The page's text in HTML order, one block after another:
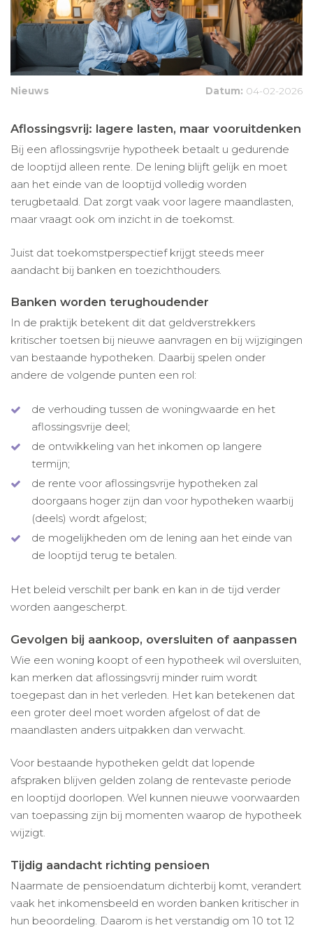
Nieuws Datum: 04-02-2026
Aflossingsvrij: lagere lasten, maar vooruitdenken
Bij een aflossingsvrije hypotheek betaalt u gedurende
de looptijd alleen rente. De lening blijft gelijk en moet
aan het einde van de looptijd volledig worden
terugbetaald. Dat zorgt vaak voor lagere maandlasten,
maar vraagt ook om inzicht in de toekomst.
Juist dat toekomstperspectief krijgt steeds meer
aandacht bij banken en toezichthouders.
Banken worden terughoudender
In de praktijk betekent dit dat geldverstrekkers
kritischer toetsen bij nieuwe aanvragen en bij wijzigingen
van bestaande hypotheken. Daarbij spelen onder
andere de volgende punten een rol:
de verhouding tussen de woningwaarde en het
aflossingsvrije deel;
de ontwikkeling van het inkomen op langere
termijn;
de rente voor aflossingsvrije hypotheken zal
doorgaans hoger zijn dan voor hypotheken waarbij
(deels) wordt afgelost;
de mogelijkheden om de lening aan het einde van
de looptijd terug te betalen.
Het beleid verschilt per bank en kan in de tijd verder
worden aangescherpt.
Gevolgen bij aankoop, oversluiten of aanpassen
Wie een woning koopt of een hypotheek wil oversluiten,
kan merken dat aflossingsvrij minder ruim wordt
toegepast dan in het verleden. Het kan betekenen dat
een groter deel moet worden afgelost of dat de
maandlasten anders uitpakken dan verwacht.
Voor bestaande hypotheken geldt dat lopende
afspraken blijven gelden zolang de rentevaste periode
en looptijd doorlopen. Wel kunnen nieuwe voorwaarden
van toepassing zijn bij momenten waarop de hypotheek
wijzigt.
Tijdig aandacht richting pensioen
Naarmate de pensioendatum dichterbij komt, verandert
vaak het inkomensbeeld en worden banken kritischer in
hun beoordeling. Daarom is het verstandig om 10 tot 12